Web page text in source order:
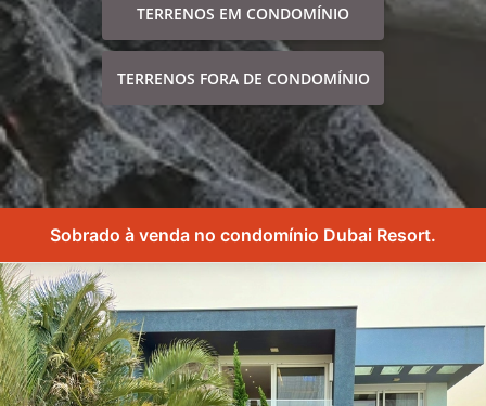
TERRENOS EM CONDOMÍNIO
TERRENOS FORA DE CONDOMÍNIO
Sobrado à venda no condomínio Dubai Resort.